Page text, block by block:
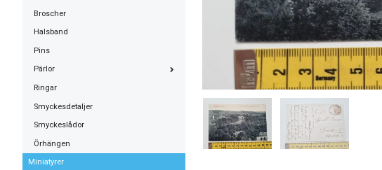
Broscher
Halsband
Pins
Pärlor
Ringar
Smyckesdetaljer
Smyckeslådor
Örhängen
Miniatyrer